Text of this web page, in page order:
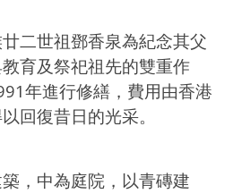
二世祖鄧香泉為紀念其父
育及祭祀祖先的雙重作
年進行修繕，費用由香港
回復昔日的光采。
，中為庭院，以青磚建